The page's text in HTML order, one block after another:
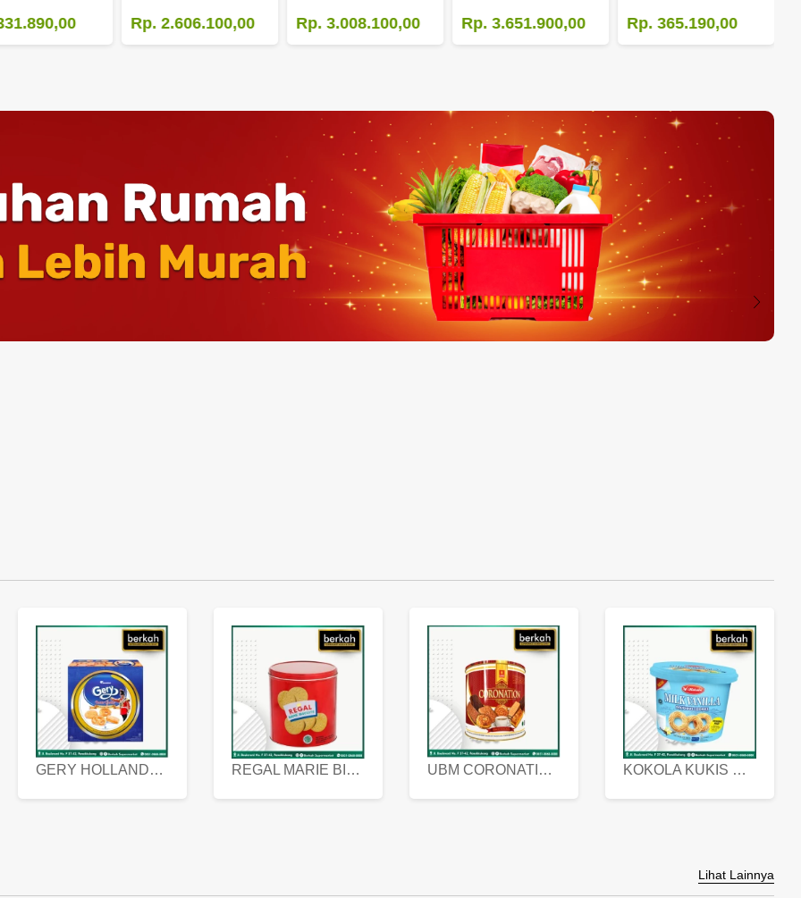
Rp. 2.606.100,00 Rp. 3.008.100,00 Rp. 3.651.900,00 Rp. 365.190,00
GERY HOLLANDA BUTTER COOKIES 450 GRAM REGAL MARIE BISCUIT KALENG 550 GRAM UBM CORONATION ASSORTED BISKUIT KALENG 450 GRAM KOKOLA KUKIS HYGIENIC MILK VANILLA PACK 320 GR
Lihat Lainnya